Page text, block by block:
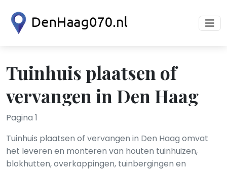
Tuinhuis plaatsen of
vervangen in Den Haag
Pagina 1
Tuinhuis plaatsen of vervangen in Den Haag omvat
het leveren en monteren van houten tuinhuizen,
blokhut­ten, overkappingen, tuinbergingen en